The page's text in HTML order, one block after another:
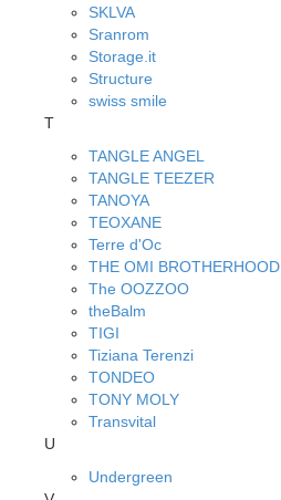
SKLVA
Sranrom
Storage.it
Structure
swiss smile
T
TANGLE ANGEL
TANGLE TEEZER
TANOYA
TEOXANE
Terre d'Oc
THE OMI BROTHERHOOD
The OOZZOO
theBalm
TIGI
Tiziana Terenzi
TONDEO
TONY MOLY
Transvital
U
Undergreen